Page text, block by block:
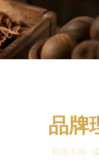
品牌
和而不同·